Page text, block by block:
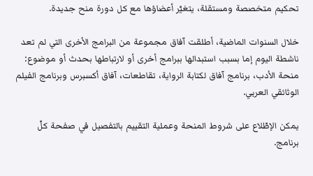
تحكيم متخصصة ومستقلة، يتغيّر أعضاؤها مع كل دورة منح جديدة.
خلال السنوات الماضية، أطلقت آفاق مجموعة من البرامج الأخرى التي لم تعد
ناشطة اليوم إما بسبب استبدالها ببرامج أخرى أو لارتباطها بحدث أو موضوع:
منحة الأدب، برنامج آفاق لكتابة الرواية، تقاطعات، آفاق أكسبرس وبرنامج الفيلم
الوثائقي العربي.
يمكن الإطّلاع على شروط المنحة وعملية التقييم بالتفصيل في صفحة كلّ
برنامج.